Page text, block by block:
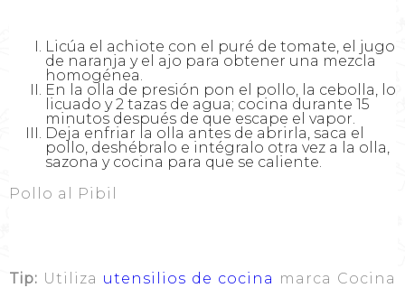
Licúa el achiote con el puré de tomate, el jugo
de naranja y el ajo para obtener una mezcla
homogénea.
En la olla de presión pon el pollo, la cebolla, lo
licuado y 2 tazas de agua; cocina durante 15
minutos después de que escape el vapor.
Deja enfriar la olla antes de abrirla, saca el
pollo, deshébralo e intégralo otra vez a la olla,
sazona y cocina para que se caliente.
Pollo al Pibil
Tip: Utiliza utensilios de cocina marca Cocina